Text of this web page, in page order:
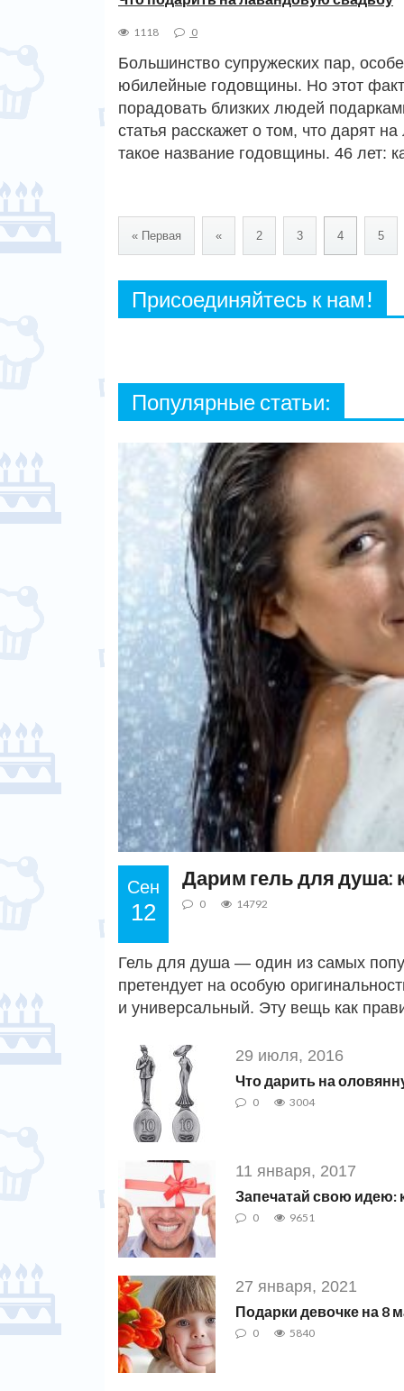
1118 0
Большинство супружеских пар,
юбилейные годовщины. Но этот
порадовать близких людей
статья расскажет о том, что дарят
такое название годовщины. 46 лет:
« Первая « 2 3 4 5
Присоединяйтесь к нам!
Популярные статьи:
Сен
12
Дарим гель для душа:
0 14792
Гель для душа — один из самых
претендует на особую
и универсальный. Эту вещь как
29 июля, 2016
Что дарить на
0 3004
11 января, 2017
Запечатай свою идею:
0 9651
27 января, 2021
Подарки девочке на 8
0 5840